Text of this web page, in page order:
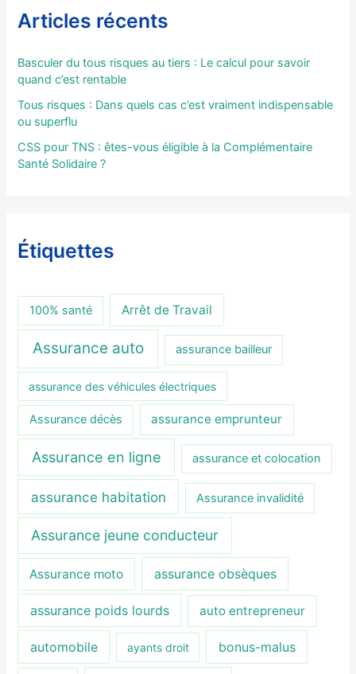
Articles récents
Basculer du tous risques au tiers : Le calcul pour savoir
quand c’est rentable
Tous risques : Dans quels cas c’est vraiment indispensable
ou superflu
CSS pour TNS : êtes-vous éligible à la Complémentaire
Santé Solidaire ?
Étiquettes
100% santé Arrêt de Travail
Assurance auto assurance bailleur
assurance des véhicules électriques
Assurance décès assurance emprunteur
Assurance en ligne assurance et colocation
assurance habitation Assurance invalidité
Assurance jeune conducteur
Assurance moto assurance obsèques
assurance poids lourds auto entrepreneur
automobile ayants droit bonus-malus